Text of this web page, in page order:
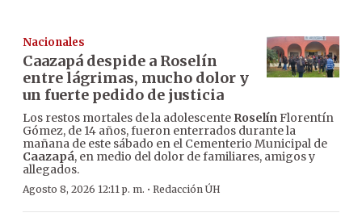
Nacionales
Caazapá despide a Roselín
entre lágrimas, mucho dolor y
un fuerte pedido de justicia
Los restos mortales de la adolescente RoselínFlorentín
Gómez, de 14 años, fueron enterrados durante la
mañana de este sábado en el Cementerio Municipal de
Caazapá, en medio del dolor de familiares, amigos y
allegados.
Agosto 8, 2026 12:11 p. m. · Redacción ÚH